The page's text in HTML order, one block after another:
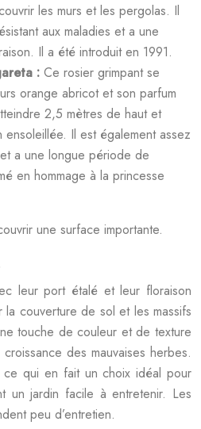
les murs et les pergolas. Il
aux maladies et a une
Il a été introduit en 1991.
: Ce rosier grimpant se
orange abricot et son parfum
2,5 mètres de haut et
Il est également assez
a une longue période de
en hommage à la princesse
une surface importante.
leur port étalé et leur floraison
couverture de sol et les massifs
touche de couleur et de texture
des mauvaises herbes.
ce qui en fait un choix idéal pour
un jardin facile à entretenir. Les
peu d’entretien.